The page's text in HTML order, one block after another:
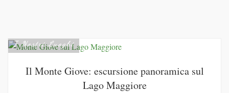
I Nostri Luoghi
Il Monte Giove: escursione panoramica sul
Lago Maggiore